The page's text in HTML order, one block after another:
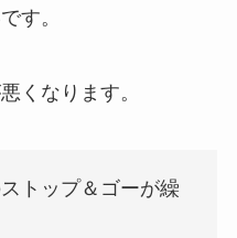
す。
くなります。
トップ＆ゴーが繰